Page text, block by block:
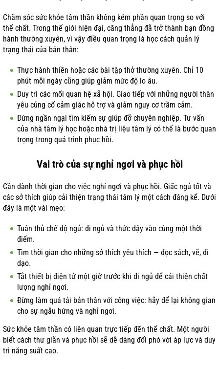
Chăm sóc sức khỏe tâm thần không kém phần quan trọng so với
thể chất. Trong thế giới hiện đại, căng thẳng đã trở thành bạn đồng
hành thường xuyên, vì vậy điều quan trọng là học cách quản lý
trạng thái của bản thân:
Thực hành thiền hoặc các bài tập thở thường xuyên. Chỉ 10
phút mỗi ngày cũng giúp giảm mức độ lo âu.
Duy trì các mối quan hệ xã hội. Giao tiếp với những người thân
yêu củng cố cảm giác hỗ trợ và giảm nguy cơ trầm cảm.
Đừng ngần ngại tìm kiếm sự giúp đỡ chuyên nghiệp. Tư vấn
của nhà tâm lý học hoặc nhà trị liệu tâm lý có thể là bước quan
trọng trong quá trình phục hồi.
Vai trò của sự nghỉ ngơi và phục hồi
Cần dành thời gian cho việc nghỉ ngơi và phục hồi. Giấc ngủ tốt và
các sở thích giúp cải thiện trạng thái tâm lý một cách đáng kể. Dưới
đây là một vài mẹo:
Tuân thủ chế độ ngủ: đi ngủ và thức dậy vào cùng một thời
điểm.
Tìm thời gian cho những sở thích yêu thích — đọc sách, vẽ, đi
dạo.
Tắt thiết bị điện tử một giờ trước khi đi ngủ để cải thiện chất
lượng nghỉ ngơi.
Đừng làm quá tải bản thân với công việc: hãy để lại không gian
cho sự ngẫu hứng và nghỉ ngơi.
Sức khỏe tâm thần có liên quan trực tiếp đến thể chất. Một người
biết cách thư giãn và phục hồi sẽ dễ dàng đối phó với áp lực và duy
trì năng suất cao.